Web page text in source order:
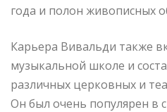
года и полон живописных
Карьера Вивальди также
музыкальной школе и
различных церковных и
Он был очень популярен в